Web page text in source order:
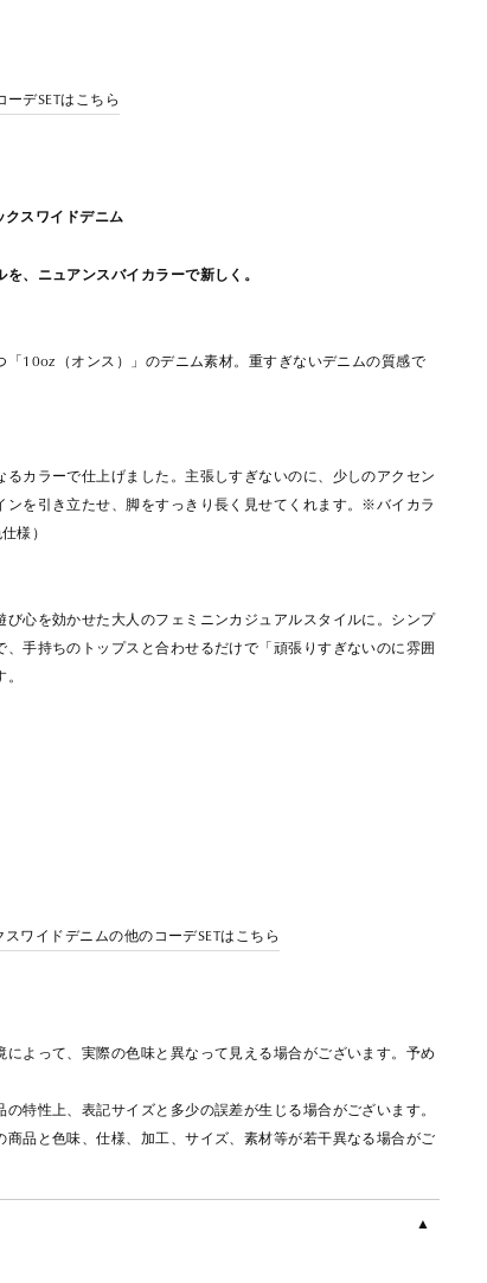
デSETはこちら
スワイドデニム
、ニュアンスバイカラーで新しく。
10oz（オンス）」のデニム素材。重すぎないデニムの質感で
カラーで仕上げました。主張しすぎないのに、少しのアクセン
を引き立たせ、脚をすっきり長く見せてくれます。 ※バイカラ
様）
心を効かせた大人のフェミニンカジュアルスタイルに。シンプ
手持ちのトップスと合わせるだけで「頑張りすぎないのに雰囲
ワイドデニムの他のコーデSETはこちら
よって、実際の色味と異なって見える場合がございます。予め
特性上、表記サイズと多少の誤差が生じる場合がございます。
品と色味、仕様、加工、サイズ、素材等が若干異なる場合がご